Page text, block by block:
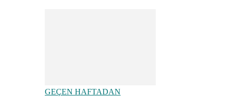
GEÇEN HAFTADAN